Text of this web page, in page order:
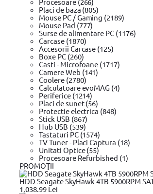
Placi de baza (805)
Mouse PC / Gaming (2189)
Mouse Pad (777)
Surse de alimentare PC (1176)
Carcase (1870)
Accesorii Carcase (125)
Boxe PC (260)
Casti - Microfoane (1717)
Camere Web (141)
Coolere (2780)
Calculatoare evoMAG (4)
Periferice (1214)
Placi de sunet (56)
Protectie electrica (848)
Stick USB (867)
Hub USB (539)
Tastaturi PC (1574)
TV Tuner - Placi Captura (18)
Unitati Optice (55)
Procesoare Refurbished (1)
PROMOŢII
HDD Seagate SkyHawk 4TB 5900RPM
1,038.99 Lei
Ordonare dupa
Suport pentru dalta si
lei
In stoc magazin
Platforma transport pe roti,
lei
In stoc magazin